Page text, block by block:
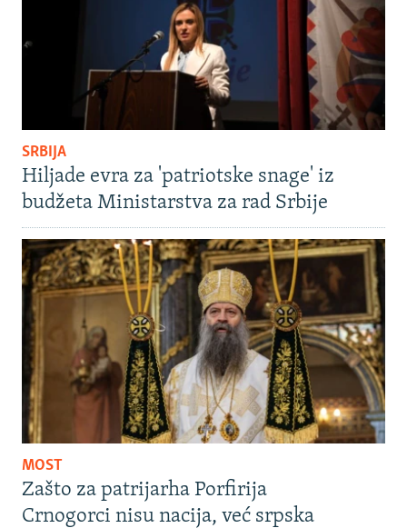
SRBIJA
Hiljade evra za 'patriotske snage' iz
budžeta Ministarstva za rad Srbije
MOST
Zašto za patrijarha Porfirija
Crnogorci nisu nacija, već srpska